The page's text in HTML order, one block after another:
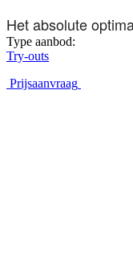
Het absolute
Type aanbod:
Try-outs
Prijsaanvraag